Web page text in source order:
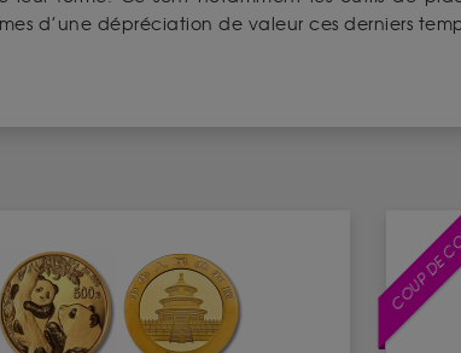
d’une dépréciation de valeur ces derniers
COUP